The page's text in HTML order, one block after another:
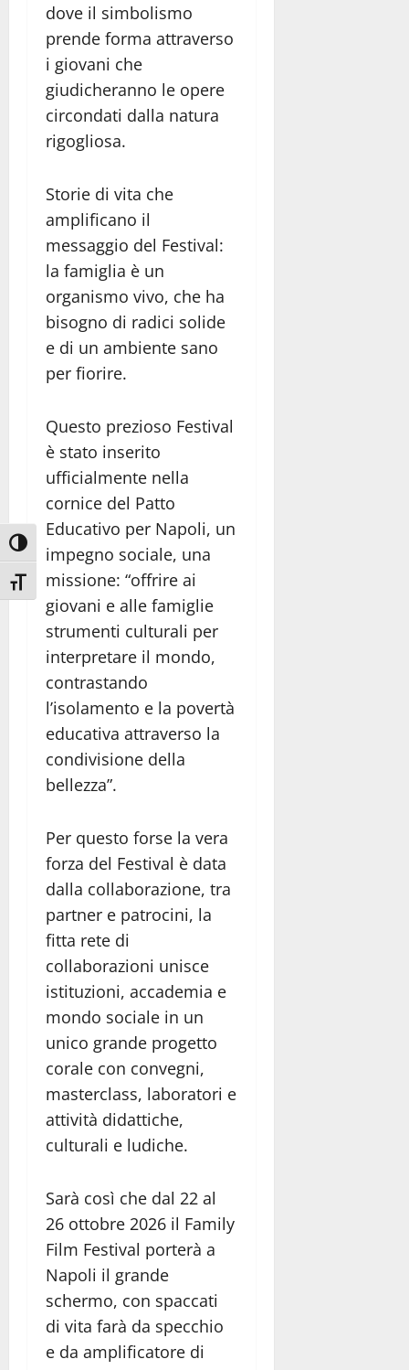
Attiva/disattiva alto contrasto
Attiva/disattiva dimensione testo
dove il simbolismo
prende forma attraverso
i giovani che
giudicheranno le opere
circondati dalla natura
rigogliosa.
Storie di vita che
amplificano il
messaggio del Festival:
la famiglia è un
organismo vivo, che ha
bisogno di radici solide
e di un ambiente sano
per fiorire.
Questo prezioso Festival
è stato inserito
ufficialmente nella
cornice del Patto
Educativo per Napoli, un
impegno sociale, una
missione: “offrire ai
giovani e alle famiglie
strumenti culturali per
interpretare il mondo,
contrastando
l’isolamento e la povertà
educativa attraverso la
condivisione della
bellezza”.
Per questo forse la vera
forza del Festival è data
dalla collaborazione, tra
partner e patrocini, la
fitta rete di
collaborazioni unisce
istituzioni, accademia e
mondo sociale in un
unico grande progetto
corale con convegni,
masterclass, laboratori e
attività didattiche,
culturali e ludiche.
Sarà così che dal 22 al
26 ottobre 2026 il Family
Film Festival porterà a
Napoli il grande
schermo, con spaccati
di vita farà da specchio
e da amplificatore di